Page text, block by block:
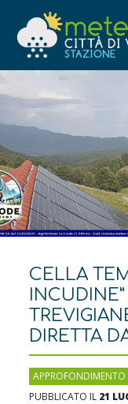
CELLA
DIRETTA
APPROFONDIMENTO
PUBBLICATO IL 21